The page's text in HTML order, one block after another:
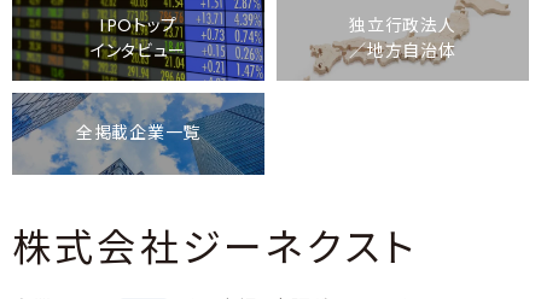
IPOトップ
インタビュー
独立行政法人
／地方自治体
全掲載企業一覧
株式会社ジーネクスト